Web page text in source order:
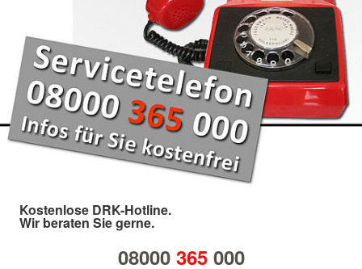
Kostenlose DRK-Hotline.
Wir beraten Sie gerne.
08000 365000